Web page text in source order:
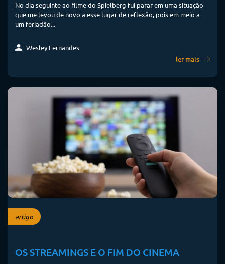
No dia seguinte ao filme do Spielberg fui parar em uma situação
que me levou de novo a esse lugar de reflexão, pois em meio a
um feriadão...
Wesley Fernandes
ler mais
artigo
OS STREAMINGS E O FIM DO CINEMA